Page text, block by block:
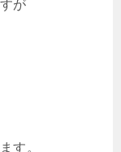
が
す。